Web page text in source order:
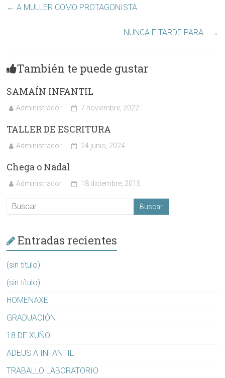
← A MULLER COMO PROTAGONISTA
NUNCA É TARDE PARA… →
También te puede gustar
SAMAÍN INFANTIL
Administrador 7 noviembre, 2022
TALLER DE ESCRITURA
Administrador 24 junio, 2024
Chega o Nadal
Administrador 18 diciembre, 2015
Entradas recientes
(sin título)
(sin título)
HOMENAXE
GRADUACIÓN
18 DE XUÑO
ADEUS A INFANTIL
TRABALLO LABORATORIO